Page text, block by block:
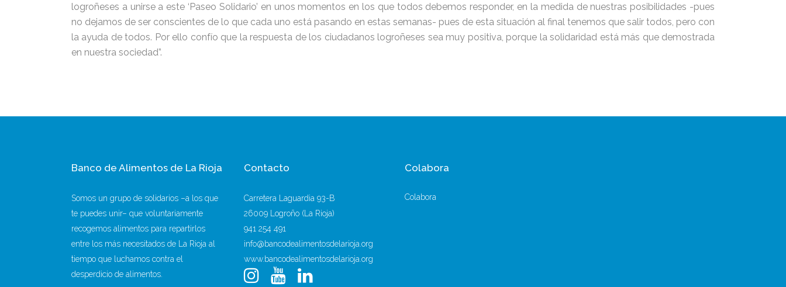
logroñeses a unirse a este ‘Paseo Solidario’ en unos momentos en los que todos debemos responder, en la medida de nuestras posibilidades -pues
no dejamos de ser conscientes de lo que cada uno está pasando en estas semanas- pues de esta situación al final tenemos que salir todos, pero con
la ayuda de todos. Por ello confío que la respuesta de los ciudadanos logroñeses sea muy positiva, porque la solidaridad está más que demostrada
en nuestra sociedad”.
Banco de Alimentos de La Rioja
Somos un grupo de solidarios –a los que
te puedes unir– que voluntariamente
recogemos alimentos para repartirlos
entre los más necesitados de La Rioja al
tiempo que luchamos contra el
desperdicio de alimentos.
Contacto
Carretera Laguardia 93-B
26009 Logroño (La Rioja)
941 254 491
info@bancodealimentosdelarioja.org
www.bancodealimentosdelarioja.org
Colabora
Colabora